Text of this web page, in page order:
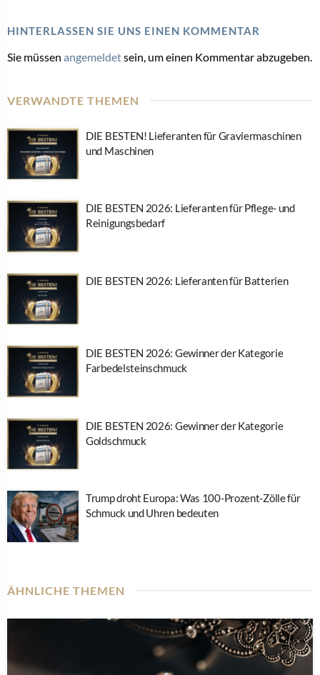
HINTERLASSEN SIE UNS EINEN KOMMENTAR
Sie müssen angemeldetsein, um einen Kommentar abzugeben.
VERWANDTE THEMEN
DIE BESTEN! Lieferanten für Graviermaschinen
und Maschinen
DIE BESTEN 2026: Lieferanten für Pflege- und
Reinigungsbedarf
DIE BESTEN 2026: Lieferanten für Batterien
DIE BESTEN 2026: Gewinner der Kategorie
Farbedelsteinschmuck
DIE BESTEN 2026: Gewinner der Kategorie
Goldschmuck
Trump droht Europa: Was 100-Prozent-Zölle für
Schmuck und Uhren bedeuten
ÄHNLICHE THEMEN